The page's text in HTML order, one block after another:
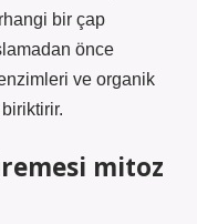
bir çap
önce
ve organik
mitoz